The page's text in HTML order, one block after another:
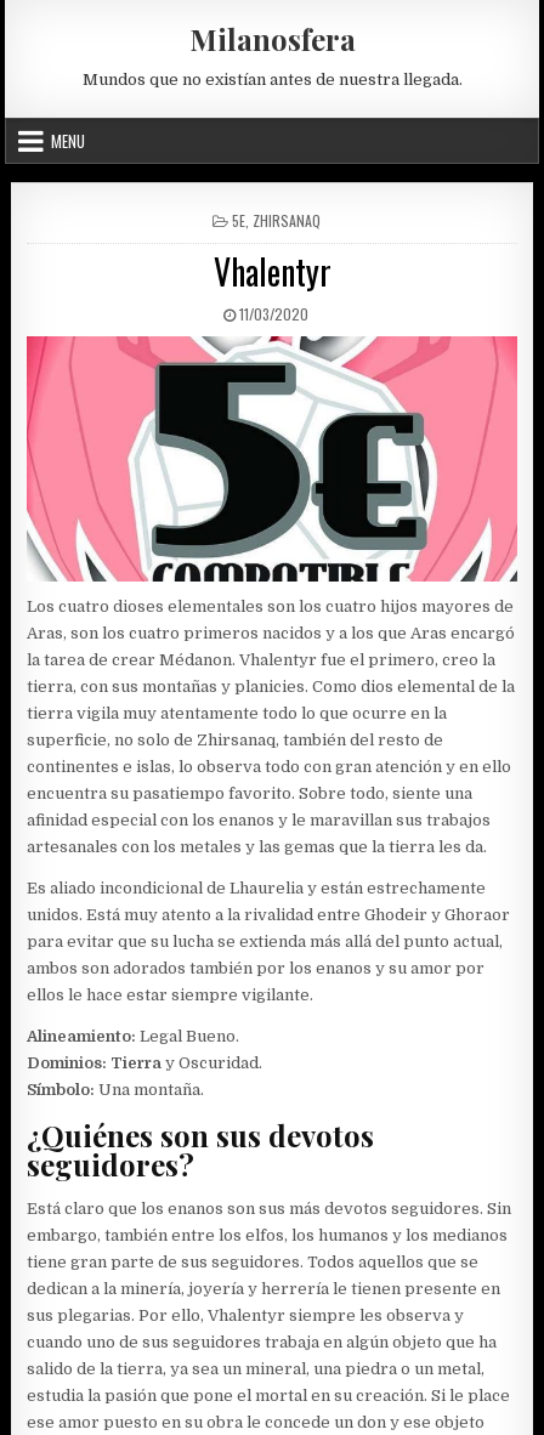
Milanosfera
Mundos que no existían antes de nuestra llegada.
MENU
POSTED
IN
5E, ZHIRSANAQ
Vhalentyr
PUBLISHED
DATE:
11/03/2020
Los cuatro dioses elementales son los cuatro hijos mayores de
Aras, son los cuatro primeros nacidos y a los que Aras encargó
la tarea de crear Médanon. Vhalentyr fue el primero, creo la
tierra, con sus montañas y planicies. Como dios elemental de la
tierra vigila muy atentamente todo lo que ocurre en la
superficie, no solo de Zhirsanaq, también del resto de
continentes e islas, lo observa todo con gran atención y en ello
encuentra su pasatiempo favorito. Sobre todo, siente una
afinidad especial con los enanos y le maravillan sus trabajos
artesanales con los metales y las gemas que la tierra les da.
Es aliado incondicional de Lhaurelia y están estrechamente
unidos. Está muy atento a la rivalidad entre Ghodeir y Ghoraor
para evitar que su lucha se extienda más allá del punto actual,
ambos son adorados también por los enanos y su amor por
ellos le hace estar siempre vigilante.
Alineamiento: Legal Bueno.
Dominios: Tierra y Oscuridad.
Símbolo: Una montaña.
¿Quiénes son sus devotos
seguidores?
Está claro que los enanos son sus más devotos seguidores. Sin
embargo, también entre los elfos, los humanos y los medianos
tiene gran parte de sus seguidores. Todos aquellos que se
dedican a la minería, joyería y herrería le tienen presente en
sus plegarias. Por ello, Vhalentyr siempre les observa y
cuando uno de sus seguidores trabaja en algún objeto que ha
salido de la tierra, ya sea un mineral, una piedra o un metal,
estudia la pasión que pone el mortal en su creación. Si le place
ese amor puesto en su obra le concede un don y ese objeto